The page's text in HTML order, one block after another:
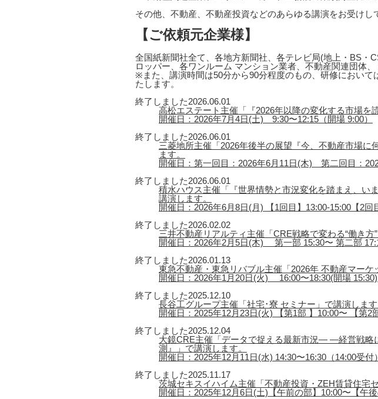
その他、不動産、不動産投資などのあらゆる講演をお受けし
【ご依頼元企業様】
全国紙新聞社全て、各地方新聞社、各テレビ局(地上・BS・
ロッパー、各ワンルーム マンション業者、不動産関連団体
※また、講演時間は50分から90分程度のもの、研修におい
たします。
終了しました2026.06.01
高松エステート主催「『2026年以降の変化する市場を
開催日：2026年7月4日(土) 9:30〜12:15（開場 9:00）
終了しました2026.06.01
三菱地所主催「2026年後半の展望『今、不動産市場
ます。
開催日：第一回目：2026年6月11日(木) 第二回目：
終了しました2026.06.01
積水ハウス主催「『世界情勢と市況変化を踏まえ、
講演します。
開催日：2026年6月8日(月) 【1回目】13:00-15:00【2回
終了しました2026.02.02
三井不動産リアルティ主催「CRE戦略で変わる“働き方
開催日：2026年2月5日(木) 第一部 15:30〜 第二部
終了しました2026.01.13
東急不動産・東急リバブル主催「2026年 不動産マー
開催日：2026年1月20日(火) 16:00〜18:30(開場 15:30)
終了しました2025.12.10
長谷工グループ主催「社宅･寮 セミナー」で講演します
開催日：2025年12月23日(火) 【第1部 】10:00〜 【第2
終了しました2025.12.04
大鏡CRE主催「データで捉える最新市況― ―経営戦略
測』」で講演します。
開催日：2025年12月11日(水) 14:30〜16:30（14:00受付）
終了しました2025.11.17
茨城セキスイハイム主催「不動産投資・ZEH賃貸住宅
開催日：2025年12月6日(土)【午前の部】10:00〜【午